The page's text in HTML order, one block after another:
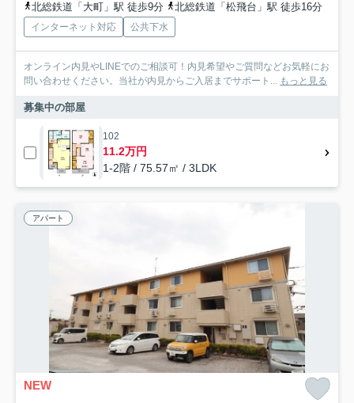
北総鉄道「大町」駅 徒歩9分
北総鉄道「松飛台」駅 徒歩16分
インターネット対応 公共下水
オンライン内見やLINEでのご相談可！内見希望やご質問などお気軽にお
問い合わせください。当社が内見からご入居までサポート... もっと見る
募集中の部屋
102
11.2万円
1-2階 / 75.57㎡ / 3LDK
アパート
NEW